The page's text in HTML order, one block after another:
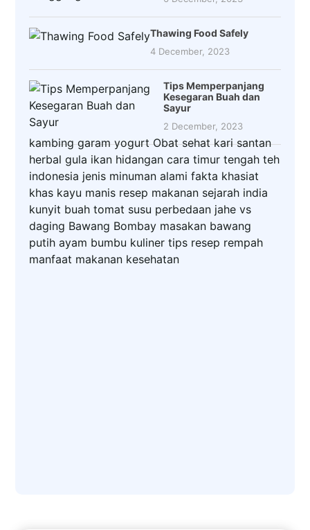
Thawing Food Safely
4 December, 2023
Tips Memperpanjang
Kesegaran Buah dan
Sayur
2 December, 2023
kambing garam yogurt Obat sehat kari santan
herbal gula ikan hidangan cara timur tengah teh
indonesia jenis minuman alami fakta khasiat
khas kayu manis resep makanan sejarah india
kunyit buah tomat susu perbedaan jahe vs
daging Bawang Bombay masakan bawang
putih ayam bumbu kuliner tips resep rempah
manfaat makanan kesehatan